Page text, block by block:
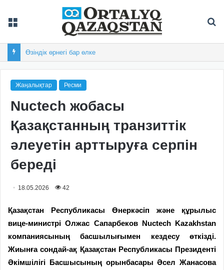
Өзіндік өрнегі бар өлке
Жаңалықтар Ресми
Nuctech жобасы
Қазақстанның транзиттік
әлеуетін арттыруға серпін
береді
18.05.2026 42
Қазақстан Республикасы Өнеркәсіп және құрылыс
вице-министрі Олжас Сапарбеков Nuctech Kazakhstan
компаниясының басшылығымен кездесу өткізді.
Жиынға сондай-ақ Қазақстан Республикасы Президенті
Әкімшілігі Басшысының орынбасары Әсел Жанасова